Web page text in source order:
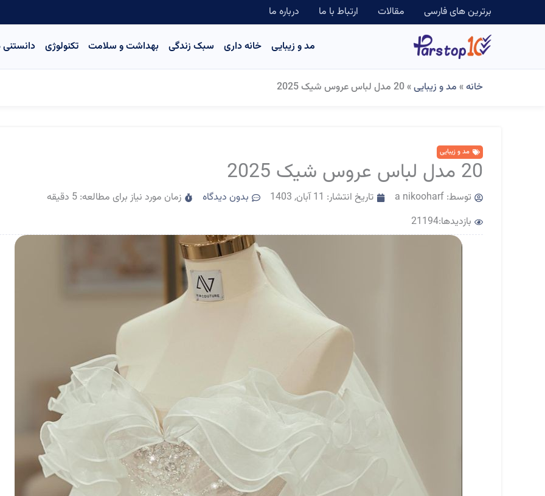
برترین های فارسی مقالات ارتباط با ما درباره ما
مد و زیبایی خانه داری سبک زندگی بهداشت و سلامت تکنولوژی دانستنی
خانه» مد و زیبایی»20 مدل لباس عروس شیک 2025
مد و زیبایی
20 مدل لباس عروس شیک 2025
توسط: تاریخ انتشار: 11 آبان, 1403 بدون دیدگاه
زمان مورد نیاز برای مطالعه: 5 دقیقه
بازدیدها:21194